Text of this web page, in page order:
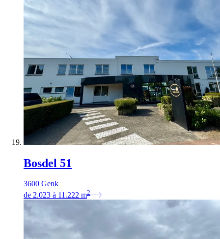
Bosdel 51
3600 Genk
de 2.023 à 11.222 m2